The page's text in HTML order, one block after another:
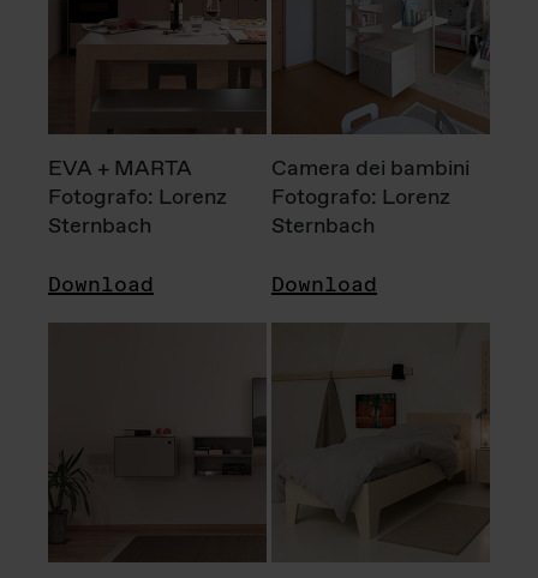
EVA + MARTA
Fotografo: Lorenz
Sternbach
Download
Camera dei bambini
Fotografo: Lorenz
Sternbach
Download